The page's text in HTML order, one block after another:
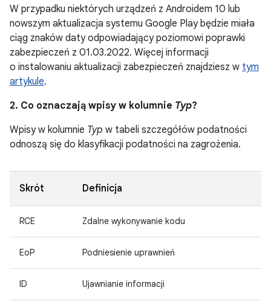
W przypadku niektórych urządzeń z Androidem 10 lub
nowszym aktualizacja systemu Google Play będzie miała
ciąg znaków daty odpowiadający poziomowi poprawki
zabezpieczeń z 01.03.2022. Więcej informacji
o instalowaniu aktualizacji zabezpieczeń znajdziesz w tym
artykule.
2. Co oznaczają wpisy w kolumnie Typ?
Wpisy w kolumnie Typ w tabeli szczegółów podatności
odnoszą się do klasyfikacji podatności na zagrożenia.
Skrót Definicja
RCE Zdalne wykonywanie kodu
EoP Podniesienie uprawnień
ID Ujawnianie informacji